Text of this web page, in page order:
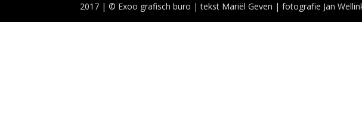
2017 | © Exoo grafisch buro | tekst Mariël Geven | fotografie Jan